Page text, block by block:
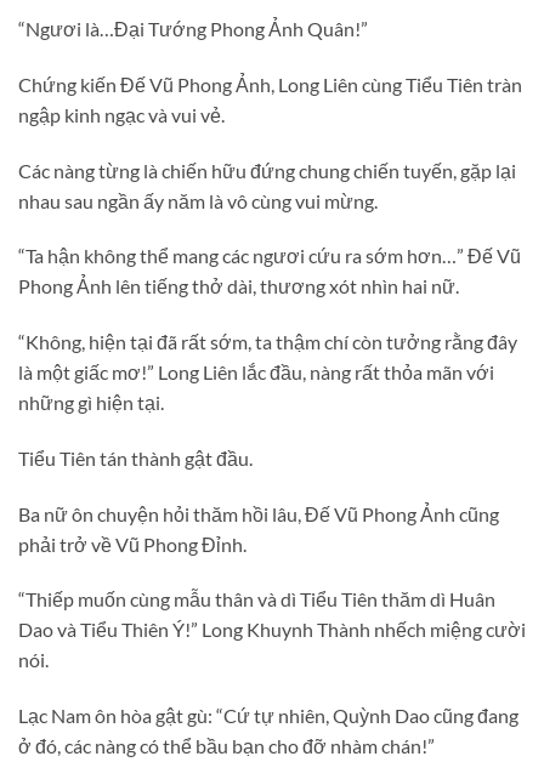
“Ngươi là…Đại Tướng Phong Ảnh Quân!”
Chứng kiến Đế Vũ Phong Ảnh, Long Liên cùng Tiểu Tiên tràn
ngập kinh ngạc và vui vẻ.
Các nàng từng là chiến hữu đứng chung chiến tuyến, gặp lại
nhau sau ngần ấy năm là vô cùng vui mừng.
“Ta hận không thể mang các ngươi cứu ra sớm hơn…” Đế Vũ
Phong Ảnh lên tiếng thở dài, thương xót nhìn hai nữ.
“Không, hiện tại đã rất sớm, ta thậm chí còn tưởng rằng đây
là một giấc mơ!” Long Liên lắc đầu, nàng rất thỏa mãn với
những gì hiện tại.
Tiểu Tiên tán thành gật đầu.
Ba nữ ôn chuyện hỏi thăm hồi lâu, Đế Vũ Phong Ảnh cũng
phải trở về Vũ Phong Đỉnh.
“Thiếp muốn cùng mẫu thân và dì Tiểu Tiên thăm dì Huân
Dao và Tiểu Thiên Ý!” Long Khuynh Thành nhếch miệng cười
nói.
Lạc Nam ôn hòa gật gù: “Cứ tự nhiên, Quỳnh Dao cũng đang
ở đó, các nàng có thể bầu bạn cho đỡ nhàm chán!”